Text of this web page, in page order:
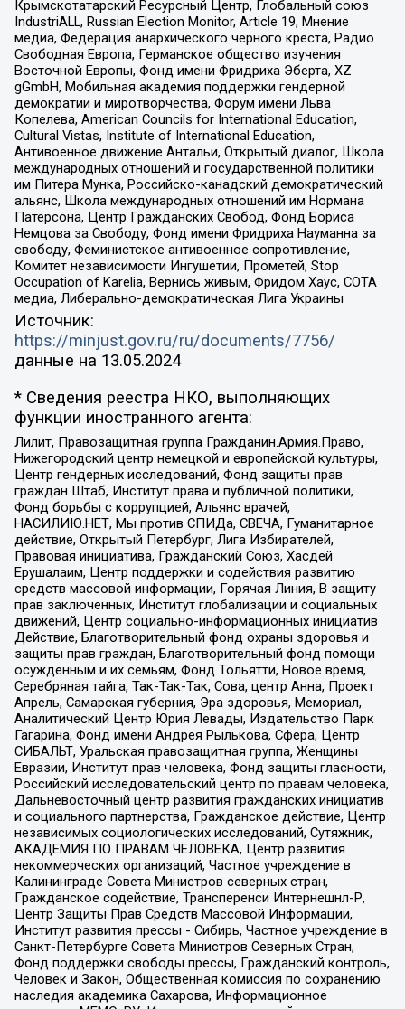
Крымскотатарский Ресурсный Центр, Глобальный союз
IndustriALL, Russian Election Monitor, Article 19, Мнение
медиа, Федерация анархического черного креста, Радио
Свободная Европа, Германское общество изучения
Восточной Европы, Фонд имени Фридриха Эберта, XZ
gGmbH, Мобильная академия поддержки гендерной
демократии и миротворчества, Форум имени Льва
Копелева, American Councils for International Education,
Cultural Vistas, Institute of International Education,
Антивоенное движение Антальи, Открытый диалог, Школа
международных отношений и государственной политики
им Питера Мунка, Российско-канадский демократический
альянс, Школа международных отношений им Нормана
Патерсона, Центр Гражданских Свобод, Фонд Бориса
Немцова за Свободу, Фонд имени Фридриха Науманна за
свободу, Феминистское антивоенное сопротивление,
Комитет независимости Ингушетии, Прометей, Stop
Occupation of Karelia, Вернись живым, Фридом Хаус, СОТА
медиа, Либерально-демократическая Лига Украины
Источник:
https://minjust.gov.ru/ru/documents/7756/
данные на 13.05.2024
* Сведения реестра НКО, выполняющих
функции иностранного агента:
Лилит, Правозащитная группа Гражданин.Армия.Право,
Нижегородский центр немецкой и европейской культуры,
Центр гендерных исследований, Фонд защиты прав
граждан Штаб, Институт права и публичной политики,
Фонд борьбы с коррупцией, Альянс врачей,
НАСИЛИЮ.НЕТ, Мы против СПИДа, СВЕЧА, Гуманитарное
действие, Открытый Петербург, Лига Избирателей,
Правовая инициатива, Гражданский Союз, Хасдей
Ерушалаим, Центр поддержки и содействия развитию
средств массовой информации, Горячая Линия, В защиту
прав заключенных, Институт глобализации и социальных
движений, Центр социально-информационных инициатив
Действие, Благотворительный фонд охраны здоровья и
защиты прав граждан, Благотворительный фонд помощи
осужденным и их семьям, Фонд Тольятти, Новое время,
Серебряная тайга, Так-Так-Так, Сова, центр Анна, Проект
Апрель, Самарская губерния, Эра здоровья, Мемориал,
Аналитический Центр Юрия Левады, Издательство Парк
Гагарина, Фонд имени Андрея Рылькова, Сфера, Центр
СИБАЛЬТ, Уральская правозащитная группа, Женщины
Евразии, Институт прав человека, Фонд защиты гласности,
Российский исследовательский центр по правам человека,
Дальневосточный центр развития гражданских инициатив
и социального партнерства, Гражданское действие, Центр
независимых социологических исследований, Сутяжник,
АКАДЕМИЯ ПО ПРАВАМ ЧЕЛОВЕКА, Центр развития
некоммерческих организаций, Частное учреждение в
Калининграде Совета Министров северных стран,
Гражданское содействие, Трансперенси Интернешнл-Р,
Центр Защиты Прав Средств Массовой Информации,
Институт развития прессы - Сибирь, Частное учреждение в
Санкт-Петербурге Совета Министров Северных Стран,
Фонд поддержки свободы прессы, Гражданский контроль,
Человек и Закон, Общественная комиссия по сохранению
наследия академика Сахарова, Информационное